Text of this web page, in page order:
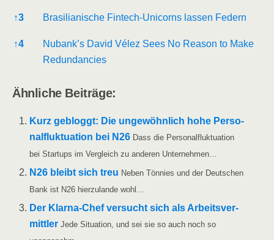
↑3 Bra­si­lia­ni­sche Fin­tech-Uni­corns las­sen Federn
↑4
Nubank’s David Vélez Sees No Reason to Make
Redundancies
Ähn­li­che Beiträge:
Kurz gebloggt: Die unge­wöhn­lich hohe Per­so­
nal­fluk­tua­ti­on bei N26 Dass die Per­so­nal­fluk­tua­ti­on
bei Start­ups im Ver­gleich zu ande­ren Unternehmen…
N26 bleibt sich treu Neben Tön­nies und der Deut­schen
Bank ist N26 hier­zu­lan­de wohl…
Der Klar­­na-Chef ver­sucht sich als Arbeits­ver­
mitt­ler Jede Situa­ti­on, und sei sie so auch noch so